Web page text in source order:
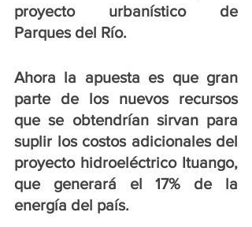
proyecto urbanístico de
Parques del Río.
Ahora la apuesta es que gran
parte de los nuevos recursos
que se obtendrían sirvan para
suplir los costos adicionales del
proyecto hidroeléctrico Ituango,
que generará el 17% de la
energía del país.